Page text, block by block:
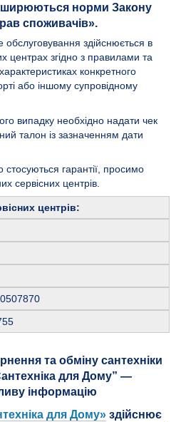
норми Закону
споживачів».
обслуговування здійснюється в
центрах згідно з правилами та
конкретного
або іншому супровідному
випадку необхідно надати чек
талон із зазначенням дати
гарантії, просимо
сервісних центрів.
центрів:
для Дому» здійснює